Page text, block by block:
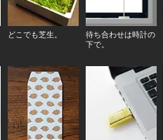
どこでも芝生。
待ち合わせは時計の
下で。